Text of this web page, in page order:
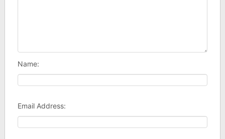
Name:
Email Address: